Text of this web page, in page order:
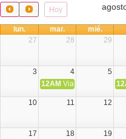
Hoy
lun. mar. mié.
27
28 29
3 4 5
12AM Viaje Diocesano a
10 11 12
17 18 19